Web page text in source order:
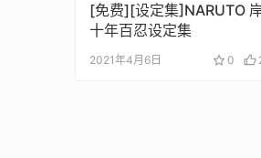
[免费][设定集]NARUTO
十年百忍设定集
2021年4月6日 0